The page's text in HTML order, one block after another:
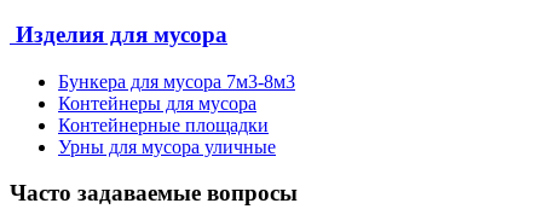
Изделия для мусора
Бункера для мусора 7м3-8м3
Контейнеры для мусора
Контейнерные площадки
Урны для мусора уличные
Часто задаваемые вопросы